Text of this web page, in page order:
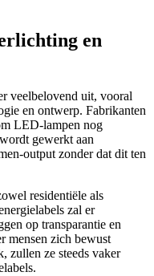
en
veelbelovend uit, vooral
en ontwerp. Fabrikanten
LED-lampen nog
gewerkt aan
output zonder dat dit ten
residentiële als
zal er
op transparantie en
mensen zich bewust
zullen ze steeds vaker